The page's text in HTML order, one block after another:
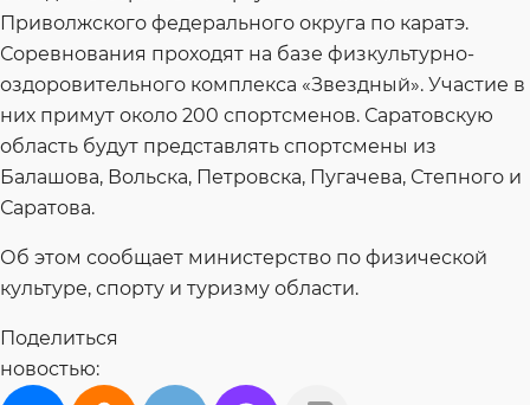
Приволжского федерального округа по каратэ.
Соревнования проходят на базе физкультурно-
оздоровительного комплекса «Звездный». Участие в
них примут около 200 спортсменов. Саратовскую
область будут представлять спортсмены из
Балашова, Вольска, Петровска, Пугачева, Степного и
Саратова.
Об этом сообщает министерство по физической
культуре, спорту и туризму области.
Поделиться
новостью: